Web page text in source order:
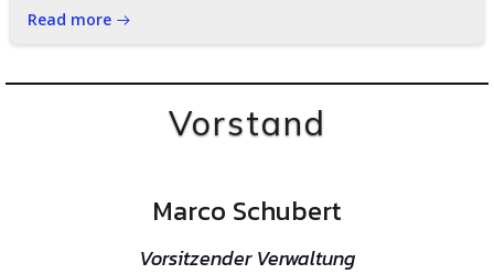
Read more
Vorstand
Marco Schubert
Vorsitzender Verwaltung